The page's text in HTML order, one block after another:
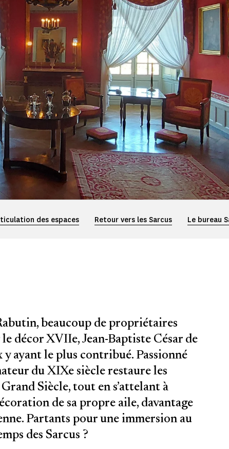
des espaces Retour vers les Sarcus Le bureau
beaucoup de propriétaires
décor XVIIe, Jean-Baptiste César de
y ayant le plus contribué. Passionné
du XIXe siècle restaure les
Siècle, tout en s’attelant à
de sa propre aile, davantage
Partants pour une immersion au
des Sarcus ?